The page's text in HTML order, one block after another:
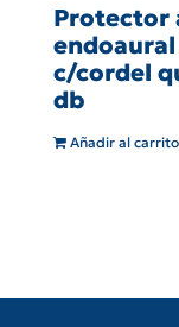
Protector
c/cordel
db
Añadir al carrito